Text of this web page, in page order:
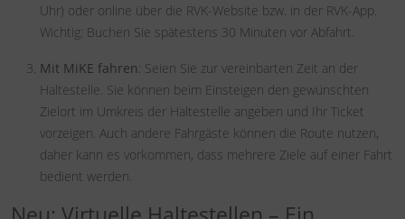
Uhr) oder online über die RVK-Website bzw. in der RVK-App.
Wichtig: Buchen Sie spätestens 30 Minuten vor Abfahrt.
Mit MiKE fahren: Seien Sie zur vereinbarten Zeit an der
Haltestelle. Sie können beim Einsteigen den gewünschten
Zielort im Umkreis der Haltestelle angeben und Ihr Ticket
vorzeigen. Auch andere Fahrgäste können die Route nutzen,
daher kann es vorkommen, dass mehrere Ziele auf einer Fahrt
bedient werden.